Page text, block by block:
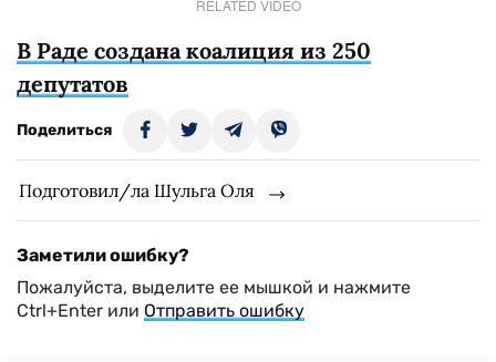
RELATED VIDEO
В Раде создана коалиция из 250
депутатов
Поделиться
Подготовил/ла Шульга Оля
Заметили ошибку?
Пожалуйста, выделите ее мышкой и нажмите
Ctrl+Enter или Отправить ошибку